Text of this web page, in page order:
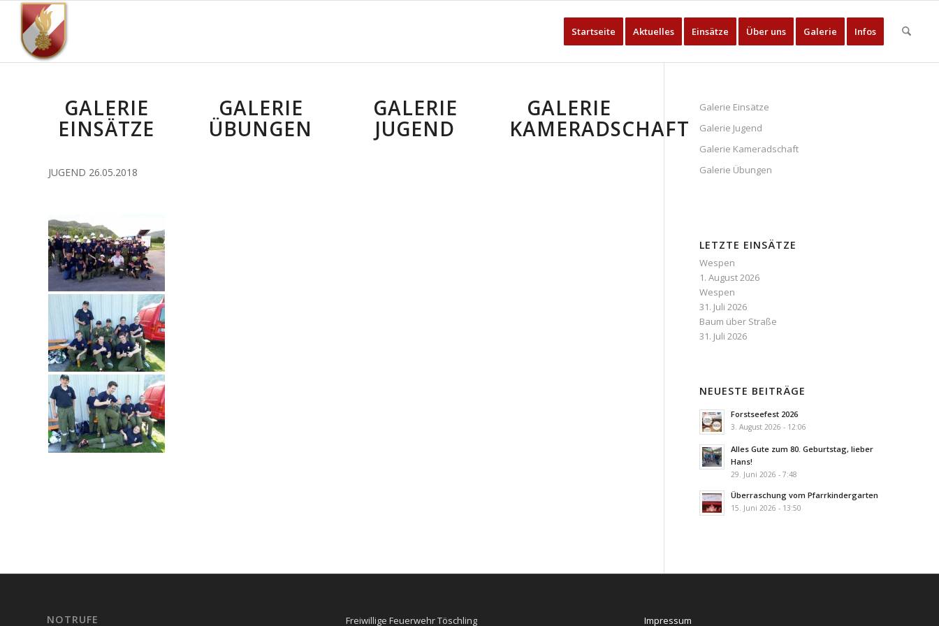
Startseite Aktuelles Einsätze Über uns Galerie Infos
GALERIE
EINSÄTZE
JUGEND 26.05.2018
GALERIE
ÜBUNGEN
GALERIE
JUGEND
GALERIE
KAMERADSCHAFT
Galerie Einsätze
Galerie Jugend
Galerie Kameradschaft
Galerie Übungen
LETZTE EINSÄTZE
Wespen
1. August 2026
Wespen
31. Juli 2026
Baum über Straße
31. Juli 2026
NEUESTE BEITRÄGE
Forstseefest 2026
3. August 2026 - 12:06
Alles Gute zum 80. Geburtstag, lieber
Hans!
29. Juni 2026 - 7:48
Überraschung vom Pfarrkindergarten
15. Juni 2026 - 13:50
NOTRUFE Freiwillige Feuerwehr Töschling Impressum